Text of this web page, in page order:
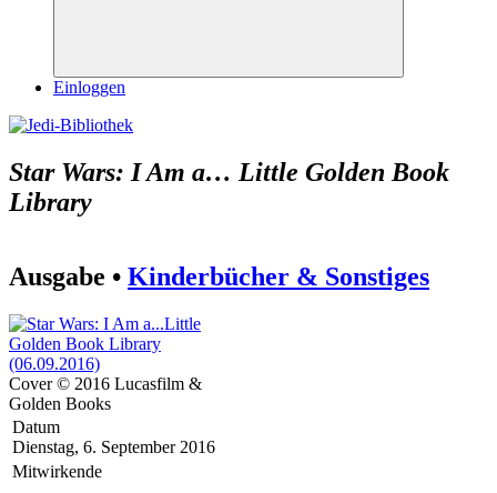
Suchen
Einloggen
Star Wars: I Am a… Little Golden Book
Library
Ausgabe • Kinderbücher & Sonstiges
Cover © 2016 Lucasfilm &
Golden Books
Datum
Dienstag, 6. September 2016
Mitwirkende